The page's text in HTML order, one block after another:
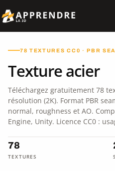
78 TEXTURES CC0 · PBR
Texture acier
Téléchargez gratuitement 78
résolution (2K). Format PBR
normal, roughness et AO.
Engine, Unity. Licence CC0 :
78
TEXTURES